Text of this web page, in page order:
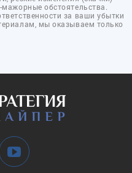
обстоятельства.
за ваши убытки
мы оказываем только